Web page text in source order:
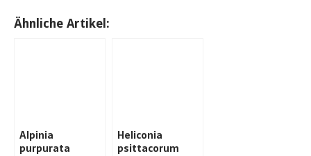
Ähnliche Artikel:
Alpinia
purpurata
Heliconia
psittacorum